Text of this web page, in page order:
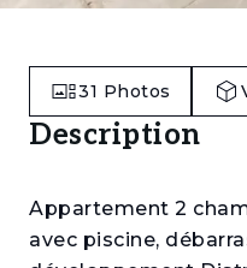
31 Photos
Description
Appartement 2
avec piscine,